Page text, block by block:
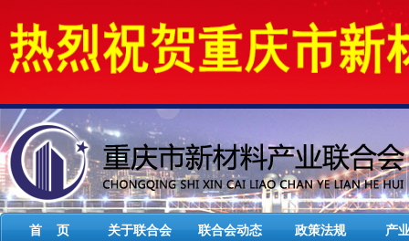
首 页 关于联合会 联合会动态 政策法规 产